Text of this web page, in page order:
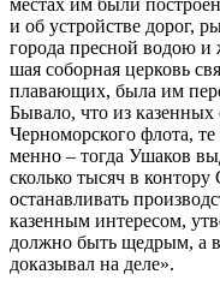
и об устрой­стве до­рог,
го­ро­да прес­ной во­дою
шая со­бор­ная цер­ковь
пла­ва­ю­щих, бы­ла им
Бы­ва­ло, что из
Чер­но­мор­ско­го фло­та,
мен­но – то­гда Уша­ков
сколь­ко ты­сяч в
оста­нав­ли­вать
ка­зен­ным ин­те­ре­сом,
долж­но быть щед­рым, а
до­ка­зы­вал на де­ле».